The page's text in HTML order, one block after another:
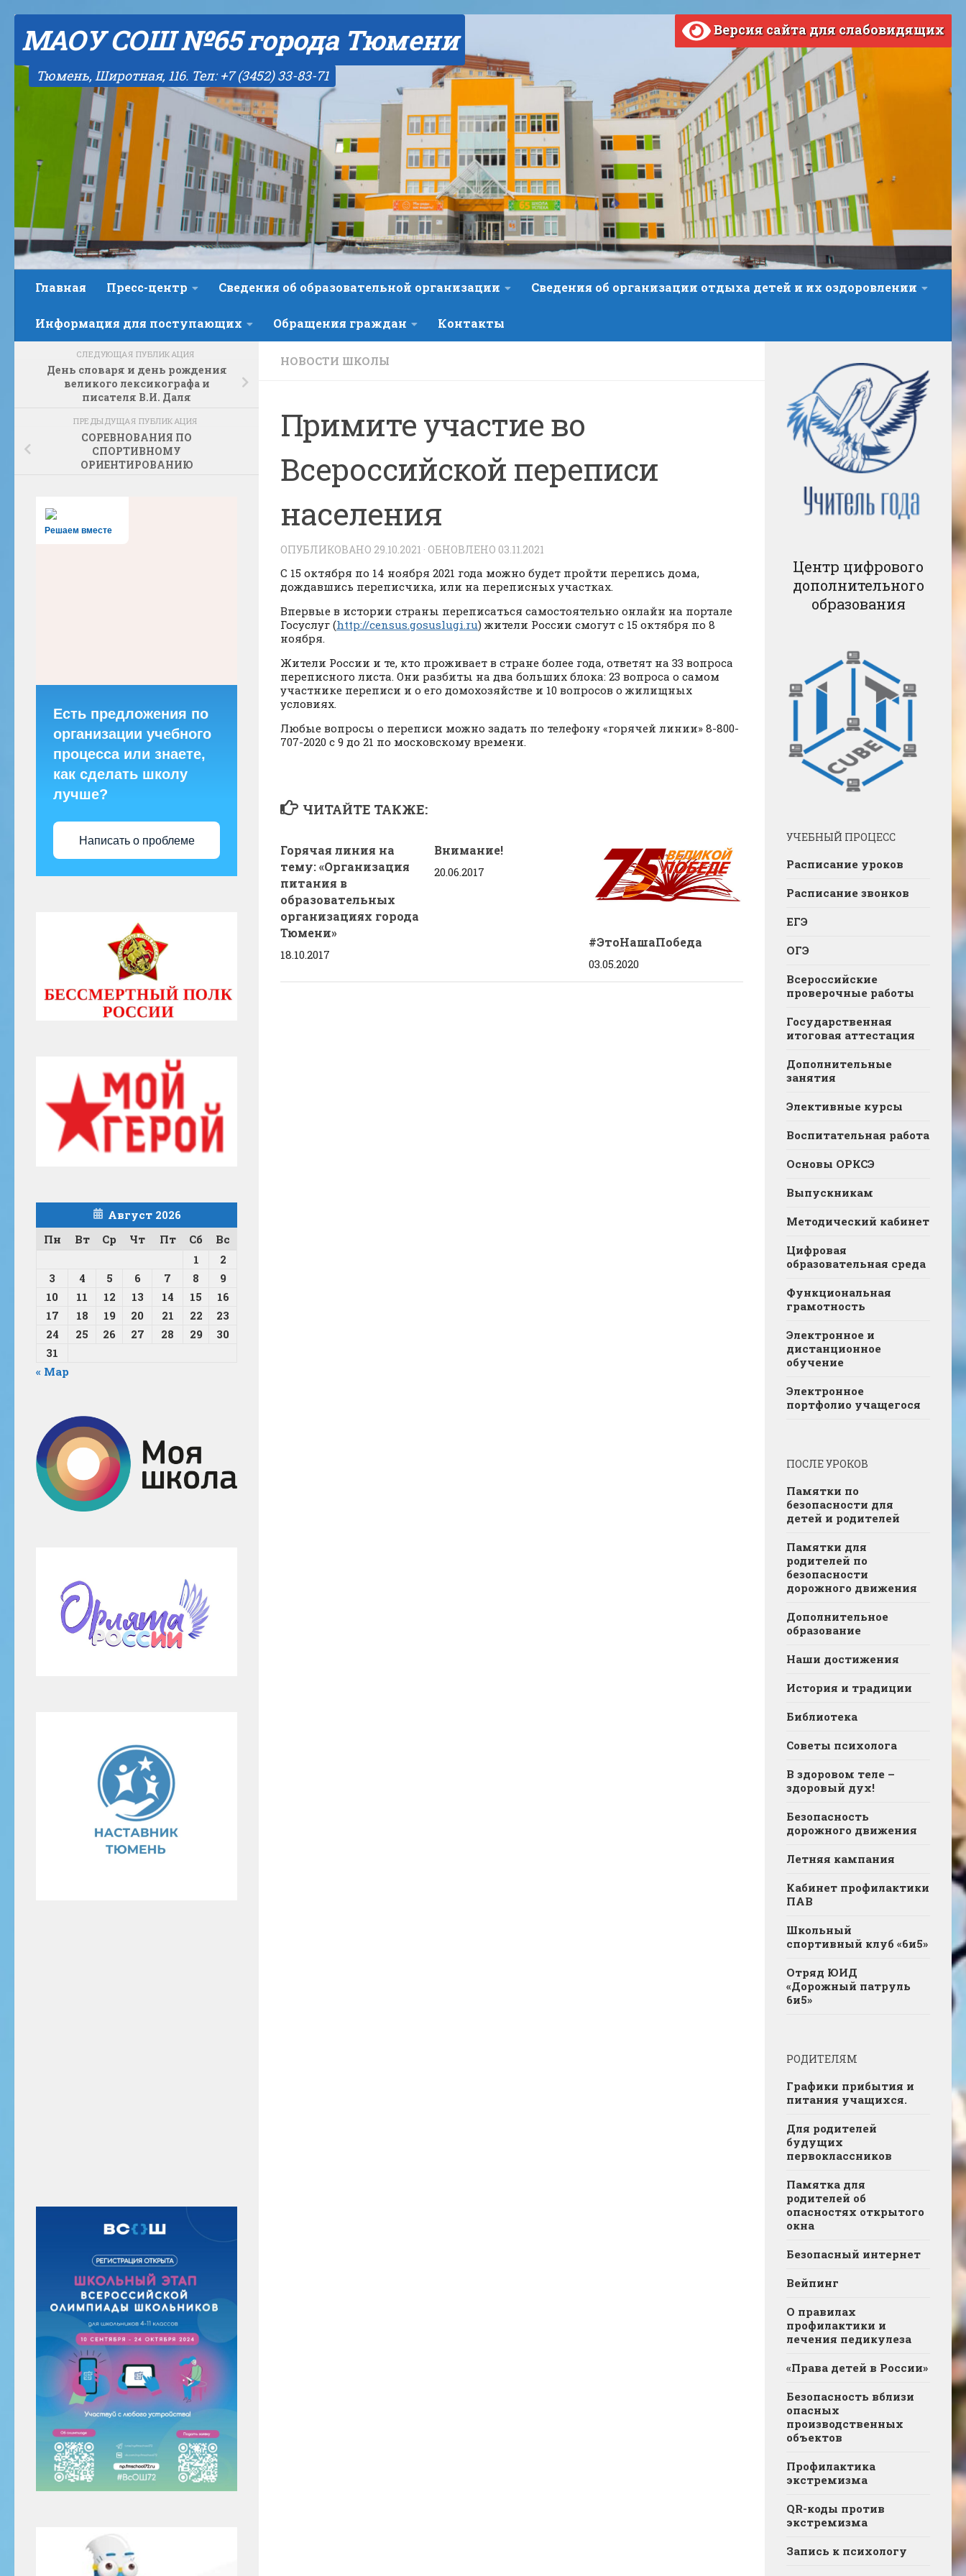
МАОУ СОШ №65 города Тюмени
Тюмень, Широтная, 116. Тел: +7 (3452) 33-83-71
Версия сайта для слабовидящих
Главная Пресс-центр Сведения об образовательной организации Сведения об организации отдыха детей и их оздоровлении
Информация для поступающих Обращения граждан Контакты
НОВОСТИ ШКОЛЫ
Примите участие во
Всероссийской переписи
населения
ОПУБЛИКОВАНО 29.10.2021 · ОБНОВЛЕНО 03.11.2021
С 15 октября по 14 ноября 2021 года можно будет пройти перепись дома,
дождавшись переписчика, или на переписных участках.
Впервые в истории страны переписаться самостоятельно онлайн на портале
Госуслуг (http://census.gosuslugi.ru) жители России смогут с 15 октября по 8
ноября.
Жители России и те, кто проживает в стране более года, ответят на 33 вопроса
переписного листа. Они разбиты на два больших блока: 23 вопроса о самом
участнике переписи и о его домохозяйстве и 10 вопросов о жилищных
условиях.
Любые вопросы о переписи можно задать по телефону «горячей линии» 8-800-
707-2020 с 9 до 21 по московскому времени.
ЧИТАЙТЕ ТАКЖЕ:
Горячая линия на
тему: «Организация
питания в
образовательных
организациях города
Тюмени»
18.10.2017
Внимание!
20.06.2017
#ЭтоНашаПобеда
03.05.2020
СЛЕДУЮЩАЯ ПУБЛИКАЦИЯ
День словаря и день рождения
великого лексикографа и
писателя В.И. Даля
ПРЕДЫДУЩАЯ ПУБЛИКАЦИЯ
СОРЕВНОВАНИЯ ПО
СПОРТИВНОМУ
ОРИЕНТИРОВАНИЮ
Решаем вместе
Есть предложения по
организации учебного
процесса или знаете,
как сделать школу
лучше?
Написать о проблеме
Август 2026
Пн
Вт Ср Чт Пт Сб
Вс
1
2
3
4 5 6 7 8
9
10
11 12 13 14 15
16
17
18 19 20 21 22
23
24
25 26 27 28 29
30
31
« Мар
Центр цифрового
дополнительного
образования
УЧЕБНЫЙ ПРОЦЕСС
Расписание уроков
Расписание звонков
ЕГЭ
ОГЭ
Всероссийские
проверочные работы
Государственная
итоговая аттестация
Дополнительные
занятия
Элективные курсы
Воспитательная работа
Основы ОРКСЭ
Выпускникам
Методический кабинет
Цифровая
образовательная среда
Функциональная
грамотность
Электронное и
дистанционное
обучение
Электронное
портфолио учащегося
ПОСЛЕ УРОКОВ
Памятки по
безопасности для
детей и родителей
Памятки для
родителей по
безопасности
дорожного движения
Дополнительное
образование
Наши достижения
История и традиции
Библиотека
Советы психолога
В здоровом теле –
здоровый дух!
Безопасность
дорожного движения
Летняя кампания
Кабинет профилактики
ПАВ
Школьный
спортивный клуб «6и5»
Отряд ЮИД
«Дорожный патруль
6и5»
РОДИТЕЛЯМ
Графики прибытия и
питания учащихся.
Для родителей
будущих
первоклассников
Памятка для
родителей об
опасностях открытого
окна
Безопасный интернет
Вейпинг
О правилах
профилактики и
лечения педикулеза
«Права детей в России»
Безопасность вблизи
опасных
производственных
объектов
Профилактика
экстремизма
QR-коды против
экстремизма
Запись к психологу